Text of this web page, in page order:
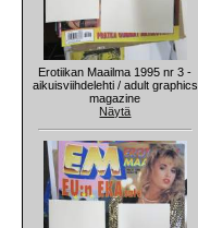
Erotiikan Maailma 1995 nr 3 -
aikuisviihdelehti / adult graphics
magazine
Näytä